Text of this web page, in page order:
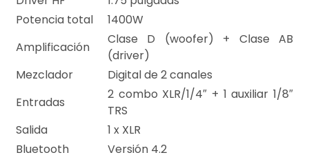
Potencia total
1400W
Amplificación
Clase D (woofer) + Clase AB
(driver)
Mezclador
Digital de 2 canales
Entradas
2 combo XLR/1/4″ + 1 auxiliar 1/8″
TRS
Salida
1 x XLR
Bluetooth
Versión 4.2